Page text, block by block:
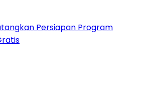
Persiapan Program